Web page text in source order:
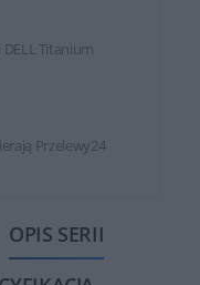
Titanium
Przelewy24
OPIS SERII